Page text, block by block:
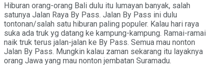
Hiburan orang-orang Bali dulu itu lumayan banyak, salah
satunya Jalan Raya By Pass. Jalan By Pass ini dulu
tontonan/salah satu hiburan paling populer. Kalau hari raya
suka ada truk yg datang ke kampung-kampung. Ramai-ramai
naik truk terus jalan-jalan ke By Pass. Semua mau nonton
Jalan By Pass. Mungkin kalau zaman sekarang itu layaknya
orang Jawa yang mau nonton jembatan Suramadu.